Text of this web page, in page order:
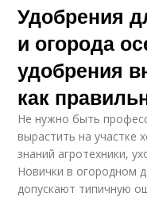
Удобрения
и огорода
удобрения
как
Не нужно быть
вырастить на участке
знаний агротехники,
Новички в огородном
допускают типичную